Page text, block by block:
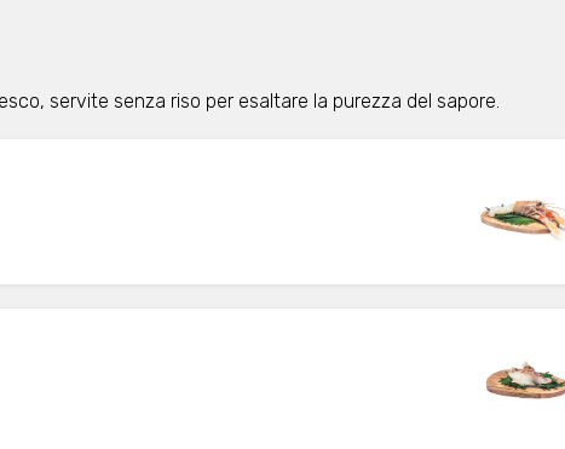
servite senza riso per esaltare la purezza del sapore.